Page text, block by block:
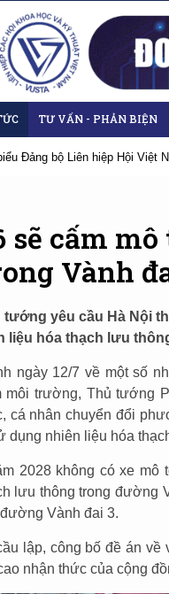
TƯ VẤN - PHẢN BIỆN
Sự kiện tiêu biểu
sẽ cấm
Vành
yêu cầu Hà Nội
liệu hóa thạch lưu
ngày 12/7 về một số
môi trường, Thủ tướng
cá nhân chuyển đổi
dụng nhiên liệu hóa
2028 không có xe mô
lưu thông trong đường
Vành đai 3.
lập, công bố đề án về
nhận thức của cộng